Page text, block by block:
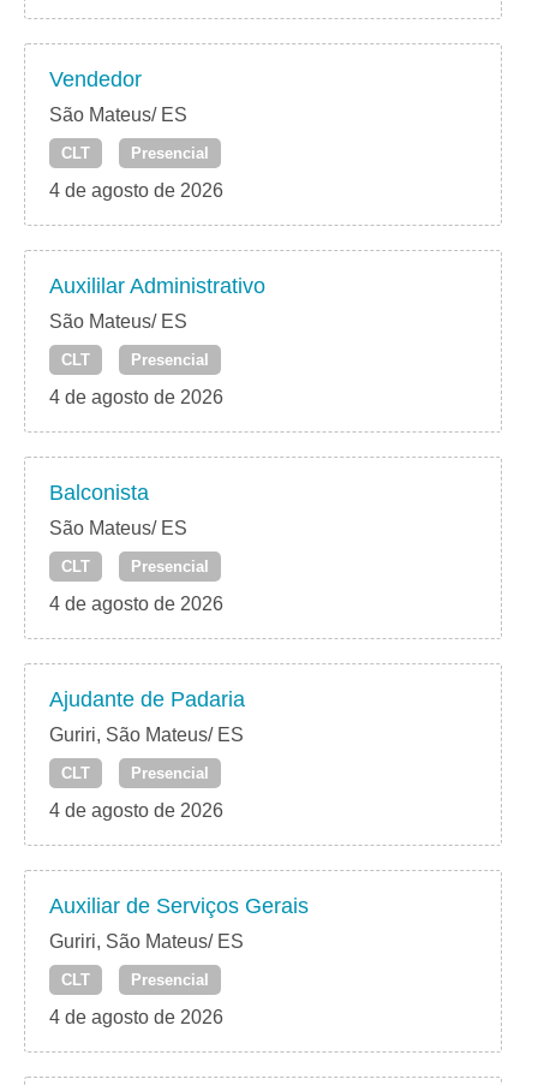
Vendedor
São Mateus/ ES
CLT Presencial
4 de agosto de 2026
Auxililar Administrativo
São Mateus/ ES
CLT Presencial
4 de agosto de 2026
Balconista
São Mateus/ ES
CLT Presencial
4 de agosto de 2026
Ajudante de Padaria
Guriri, São Mateus/ ES
CLT Presencial
4 de agosto de 2026
Auxiliar de Serviços Gerais
Guriri, São Mateus/ ES
CLT Presencial
4 de agosto de 2026